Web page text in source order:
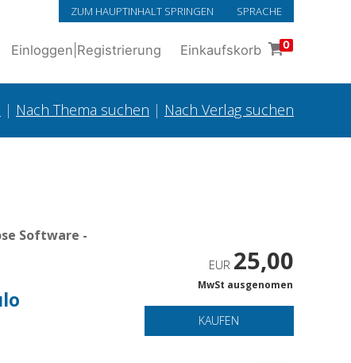
ZUM HAUPTINHALT SPRINGEN SPRACHE
Einloggen Registrierung Einkaufskorb 0
| Nach Thema suchen | Nach Verlag suchen
Software -
EUR 25,00
MwSt ausgenomen
KAUFEN